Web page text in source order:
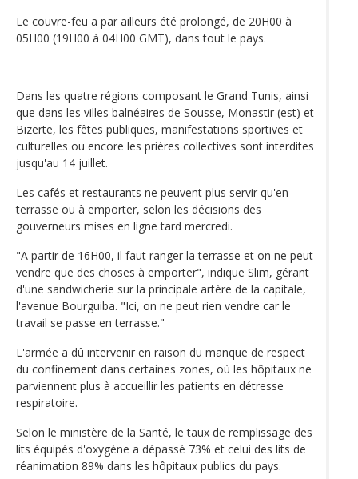
Le couvre-feu a par ailleurs été prolongé, de 20H00 à
05H00 (19H00 à 04H00 GMT), dans tout le pays.
Dans les quatre régions composant le Grand Tunis, ainsi
que dans les villes balnéaires de Sousse, Monastir (est) et
Bizerte, les fêtes publiques, manifestations sportives et
culturelles ou encore les prières collectives sont interdites
jusqu'au 14 juillet.
Les cafés et restaurants ne peuvent plus servir qu'en
terrasse ou à emporter, selon les décisions des
gouverneurs mises en ligne tard mercredi.
"A partir de 16H00, il faut ranger la terrasse et on ne peut
vendre que des choses à emporter", indique Slim, gérant
d'une sandwicherie sur la principale artère de la capitale,
l'avenue Bourguiba. "Ici, on ne peut rien vendre car le
travail se passe en terrasse."
L'armée a dû intervenir en raison du manque de respect
du confinement dans certaines zones, où les hôpitaux ne
parviennent plus à accueillir les patients en détresse
respiratoire.
Selon le ministère de la Santé, le taux de remplissage des
lits équipés d'oxygène a dépassé 73% et celui des lits de
réanimation 89% dans les hôpitaux publics du pays.